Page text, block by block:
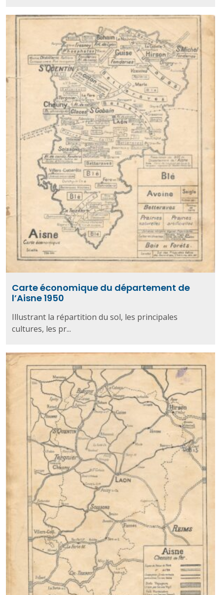
Carte économique du département de
l’Aisne 1950
Illustrant la répartition du sol, les principales
cultures, les pr...